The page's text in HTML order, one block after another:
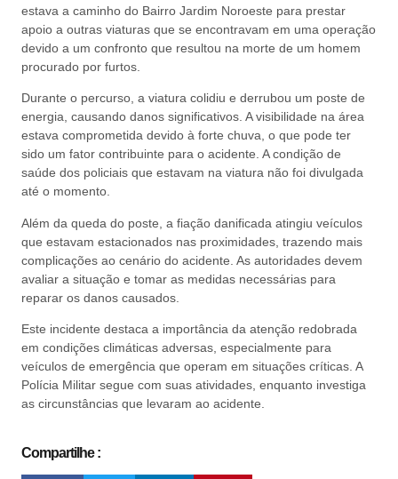
estava a caminho do Bairro Jardim Noroeste para prestar
apoio a outras viaturas que se encontravam em uma operação
devido a um confronto que resultou na morte de um homem
procurado por furtos.
Durante o percurso, a viatura colidiu e derrubou um poste de
energia, causando danos significativos. A visibilidade na área
estava comprometida devido à forte chuva, o que pode ter
sido um fator contribuinte para o acidente. A condição de
saúde dos policiais que estavam na viatura não foi divulgada
até o momento.
Além da queda do poste, a fiação danificada atingiu veículos
que estavam estacionados nas proximidades, trazendo mais
complicações ao cenário do acidente. As autoridades devem
avaliar a situação e tomar as medidas necessárias para
reparar os danos causados.
Este incidente destaca a importância da atenção redobrada
em condições climáticas adversas, especialmente para
veículos de emergência que operam em situações críticas. A
Polícia Militar segue com suas atividades, enquanto investiga
as circunstâncias que levaram ao acidente.
Compartilhe :